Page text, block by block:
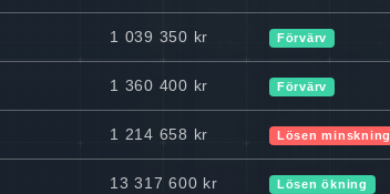
1 039 350 kr Förvärv
1 360 400 kr Förvärv
1 214 658 kr Lösen minskning
13 317 600 kr Lösen ökning